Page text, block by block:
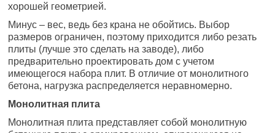
хорошей геометрией.
Минус – вес, ведь без крана не обойтись. Выбор
размеров ограничен, поэтому приходится либо резать
плиты (лучше это сделать на заводе), либо
предварительно проектировать дом с учетом
имеющегося набора плит. В отличие от монолитного
бетона, нагрузка распределяется неравномерно.
Монолитная плита
Монолитная плита представляет собой монолитную